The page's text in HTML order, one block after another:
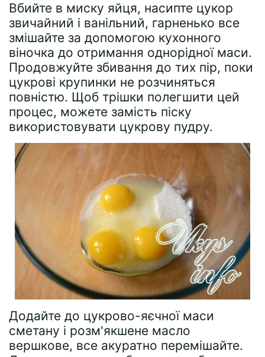
Вбийте в миску яйця, насипте цукор
звичайний і ванільний, гарненько все
змішайте за допомогою кухонного
віночка до отримання однорідної маси.
Продовжуйте збивання до тих пір, поки
цукрові крупинки не розчиняться
повністю. Щоб трішки полегшити цей
процес, можете замість піску
використовувати цукрову пудру.
Додайте до цукрово-яєчної маси
сметану і розм'якшене масло
вершкове, все акуратно перемішайте.